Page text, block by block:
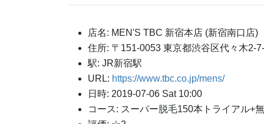
店名: MEN'S TBC 新宿本店 (新宿南口店)
住所: 〒151-0053 東京都渋谷区代々木2-
駅: JR新宿駅
URL: https://www.tbc.co.jp/mens/
日時: 2019-07-06 Sat 10:00
コース: スーパー脱毛150本トライアル+